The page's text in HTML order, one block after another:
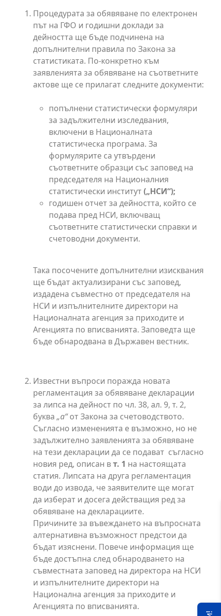
Процедурата за обявяване по електронен
път на ГФО и годишни доклади за
дейността ще бъде подчинена на
допълнителни правила по Закона за
статистиката. По-конкретно към
заявленията за обявяване на съответните
актове ще се прилагат следните документи:
попълнени статистически формуляри
за задължителни изследвания,
включени в Националната
статистическа програма. За
формулярите са утвърдени
съответните образци със заповед на
председателя на Националния
статистически институт(„НСИ“);
годишен отчет за дейността, който се
подава пред НСИ, включващ
съответните статистически справки и
счетоводни документи.
Така посочените допълнителни изисквания
ще бъдат актуализирани със заповед,
издадена съвместно от председателя на
НСИ и изпълнителните директори на
Националната агенция за приходите и
Агенцията по вписванията. Заповедта ще
бъде обнародвана в Държавен вестник.
Известни въпроси поражда новата
регламентация за обявяване декларации
за липса на дейност по чл. 38, ал. 9, т. 2,
буква „а“от Закона за счетоводството.
Съгласно измененията е възможно, но не
задължително заявленията за обявяване
на тези декларации да се подават съгласно
новия ред, описан вт. 1 на настоящата
статия. Липсата на друга регламентация
води до извода, че заявителите ще могат
да изберат и досега действащия ред за
обявяване на декларациите.
Причините за въвеждането на въпросната
алтернативна възможност предстои да
бъдат изяснени. Повече информация ще
бъде достъпна след обнародването на
съвместната заповед на директора на НСИ
и изпълнителните директори на
Национална агенция за приходите и
Агенцията по вписванията.